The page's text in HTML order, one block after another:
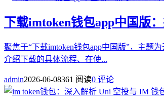
下载imtoken钱包app中国版
聚焦于“下载imtoken钱包app中国版”，主题
介绍下载的具体流程、在使...
admin2026-06-08361 阅读0 评论